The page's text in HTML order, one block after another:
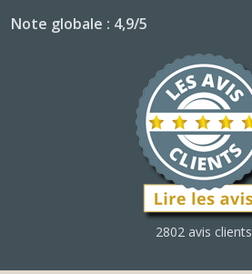
Note globale : 4,9/5
2802 avis clients